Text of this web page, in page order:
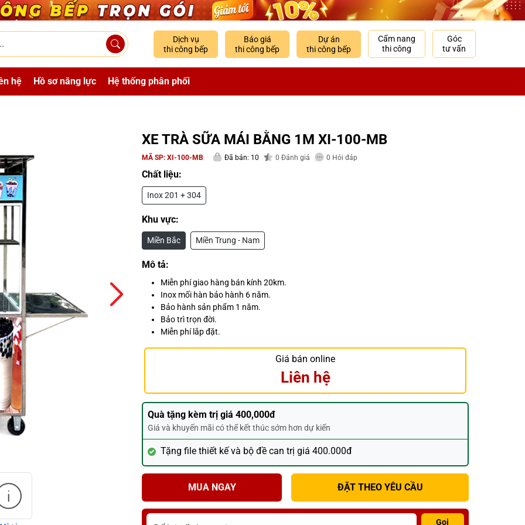
Dịch vụ
thi công bếp
Báo giá
thi công bếp
Dự án
thi công bếp
Cẩm nang
thi công
Góc
tư vấn
hệ Hồ sơ năng lực Hệ thống phân phối
XE TRÀ SỮA MÁI BẰNG 1M XI-100-MB
MÃ SP: XI-100-MB Đã bán: 10 0 Đánh giá 0 Hỏi đáp
Chất liệu:
Inox 201 + 304
Khu vực:
Miền Bắc Miền Trung - Nam
Mô tả:
Miễn phí giao hàng bán kính 20km.
Inox mối hàn bảo hành 6 năm.
Bảo hành sản phẩm 1 năm.
Bảo trì trọn đời.
Miễn phí lắp đặt.
Giá bán online
Liên hệ
Quà tặng kèm trị giá 400,000đ
Giá và khuyến mãi có thể kết thúc sớm hơn dự kiến
Tặng file thiết kế và bộ đề can trị giá 400.000đ
MUA NGAY ĐẶT THEO YÊU CẦU
Gọi